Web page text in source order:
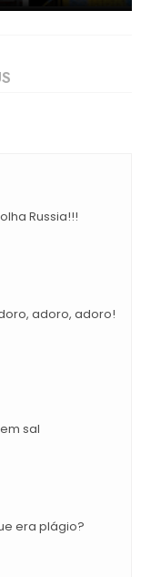
Russia!!!
adoro, adoro!
sal
era plágio?